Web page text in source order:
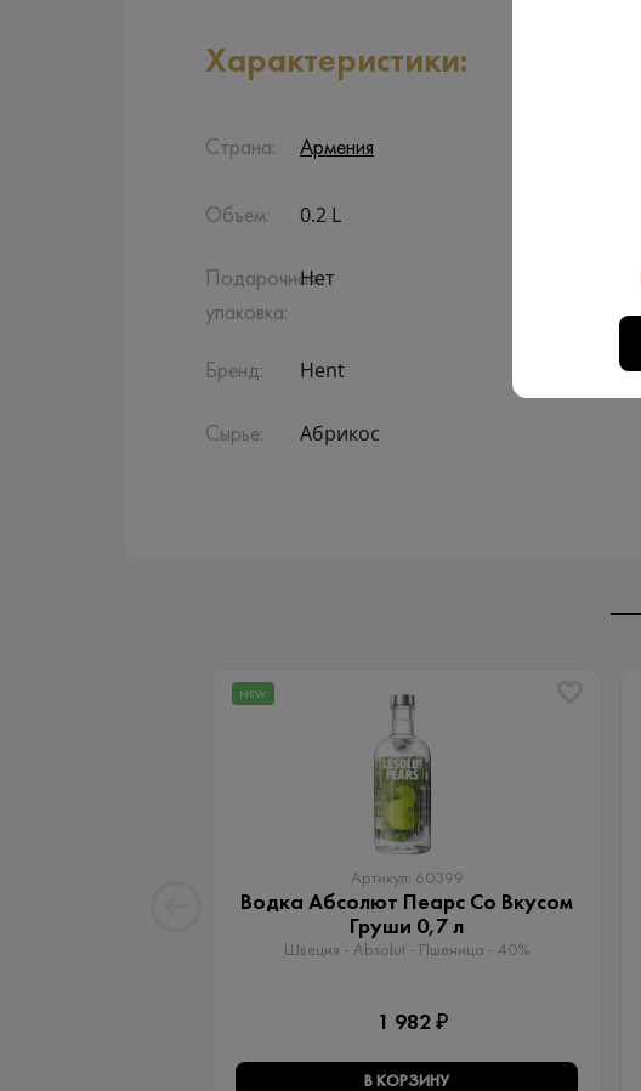
Характеристики:
Страна: Армения
Объем: 0.2 L
Подарочная
упаковка:
Нет
Бренд: Hent
Сырье: Абрикос
NEW
Артикул: 60399
Водка Абсолют Пеарс Со Вкусом
Груши 0,7 л
Швеция - Absolut - Пшеница - 40%
1 982 ₽
В КОРЗИНУ